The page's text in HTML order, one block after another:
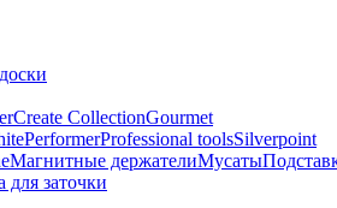
Create CollectionGourmet
PerformerProfessional toolsSilverpoint
Магнитные держателиМусаты
для заточки